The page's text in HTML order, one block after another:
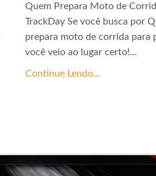
Quem Prepara Moto de
TrackDay Se você busca por
prepara moto de corrida para
você veio ao lugar certo!...
Continue Lendo...